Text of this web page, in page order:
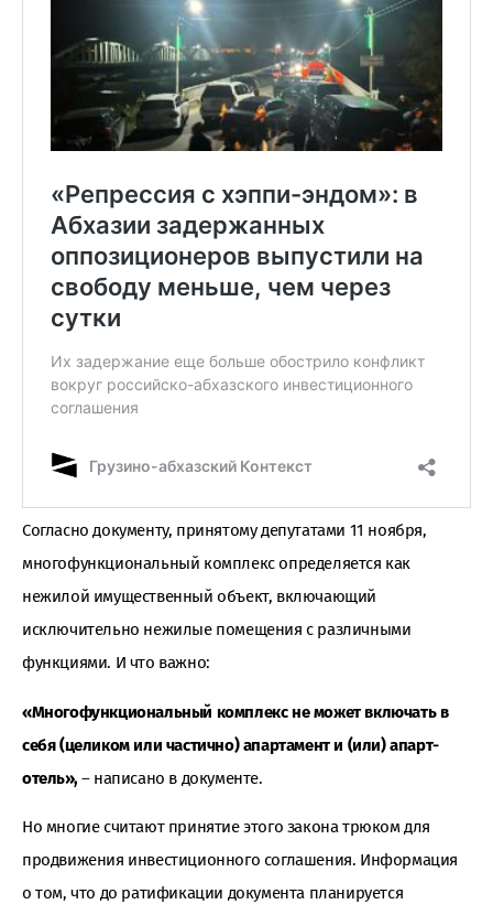
Согласно документу, принятому депутатами 11 ноября,
многофункциональный комплекс определяется как
нежилой имущественный объект, включающий
исключительно нежилые помещения с различными
функциями. И что важно:
«Многофункциональный комплекс не может включать в
себя (целиком или частично) апартамент и (или) апарт-
отель»,– написано в документе.
Но многие считают принятие этого закона трюком для
продвижения инвестиционного соглашения. Информация
о том, что до ратификации документа планируется